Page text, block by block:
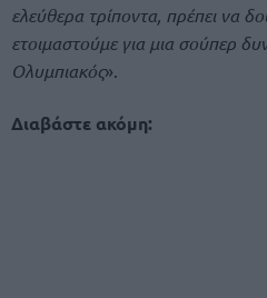
ελεύθερα τρίποντα, πρέπει να
ετοιμαστούμε για μια σούπερ
Ολυμπιακός».
Διαβάστε ακόμη: